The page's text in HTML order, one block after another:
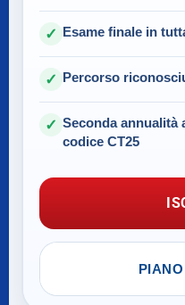
✓ Esame finale in
✓ Percorso
✓ Seconda annualità
codice CT25